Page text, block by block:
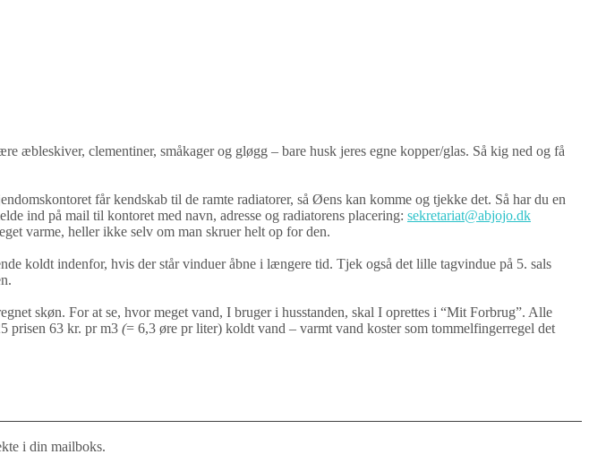
clementiner, småkager og gløgg – bare husk jeres egne kopper/glas. Så kig ned og få
får kendskab til de ramte radiatorer, så Øens kan komme og tjekke det. Så har du en
ind på mail til kontoret med navn, adresse og radiatorens placering: sekretariat@abjojo.dk
varme, heller ikke selv om man skruer helt op for den.
koldt indenfor, hvis der står vinduer åbne i længere tid. Tjek også det lille tagvindue på 5. sals
skøn. For at se, hvor meget vand, I bruger i husstanden, skal I oprettes i “Mit Forbrug”. Alle
prisen 63 kr. pr m3 (= 6,3 øre pr liter) koldt vand – varmt vand koster som tommelfingerregel det
i din mailboks.